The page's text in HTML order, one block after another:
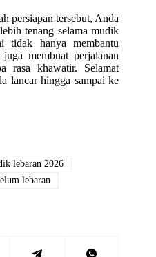
persiapan tersebut, Anda
tenang selama mudik
tidak hanya membantu
membuat perjalanan
rasa khawatir. Selamat
lancar hingga sampai ke
lebaran 2026
lebaran